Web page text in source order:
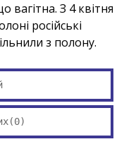
вагітна. З 4 квітня
російські
з полону.
0)